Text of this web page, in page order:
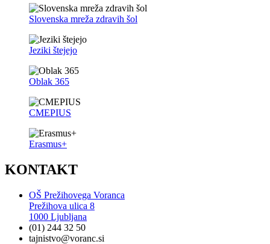
Slovenska mreža zdravih šol
Jeziki štejejo
Oblak 365
CMEPIUS
Erasmus+
KONTAKT
OŠ Prežihovega Voranca
Prežihova ulica 8
1000 Ljubljana
(01) 244 32 50
tajnistvo@voranc.si